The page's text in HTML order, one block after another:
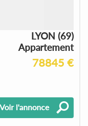
LYON (69)
Appartement
78845 €
Voir l'annonce